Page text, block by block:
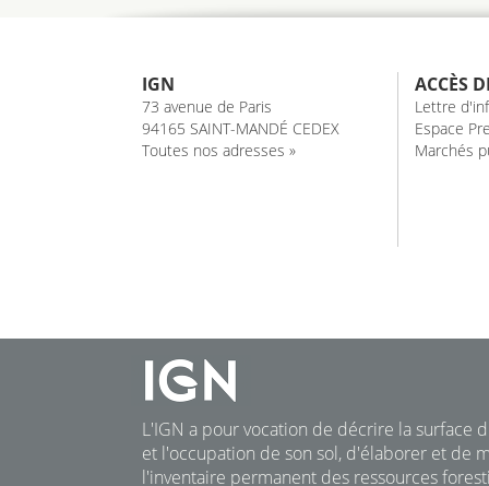
IGN
73 avenue de Paris
94165 SAINT-MANDÉ CEDEX
Toutes nos adresses »
ACCÈS
Lettre
Espace
Marchés
L'IGN a pour vocation de décrire la surface
et l'occupation de son sol, d'élaborer et de
l'inventaire permanent des ressources